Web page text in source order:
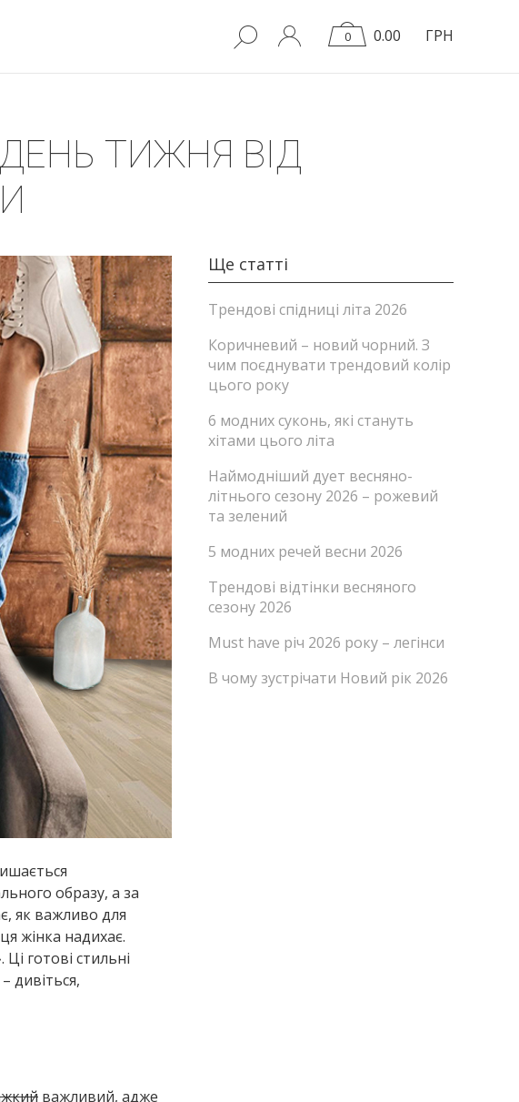
0 0.00 ГРН
ТИЖНЯ ВІД
образу, а за
як важливо для
жінка надихає.
готові стильні
дивіться,
важливий, адже
Ще статті
Трендові спідниці літа 2026
Коричневий – новий чорний. З
чим поєднувати трендовий колір
цього року
6 модних суконь, які стануть
хітами цього літа
Наймодніший дует весняно-
літнього сезону 2026 – рожевий
та зелений
5 модних речей весни 2026
Трендові відтінки весняного
сезону 2026
Must have річ 2026 року – легінси
В чому зустрічати Новий рік 2026